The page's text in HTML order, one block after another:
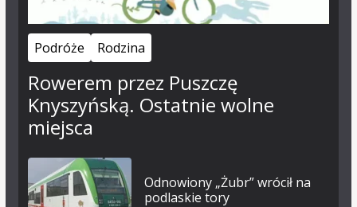
Podróże Rodzina
Rowerem przez Puszczę
Knyszyńską. Ostatnie wolne
miejsca
Odnowiony „Żubr” wrócił na
podlaskie tory